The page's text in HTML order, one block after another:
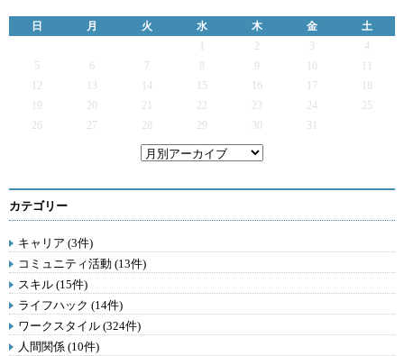
日 月 火 水 木 金
土
2 3
4
5
6 7 9
12
13 14 15 16 17
19
20 21 22 23 24
25
26
27 28 29 30 31
カテゴリー
キャリア (3件)
コミュニティ活動 (13件)
スキル (15件)
ライフハック (14件)
ワークスタイル (324件)
人間関係 (10件)